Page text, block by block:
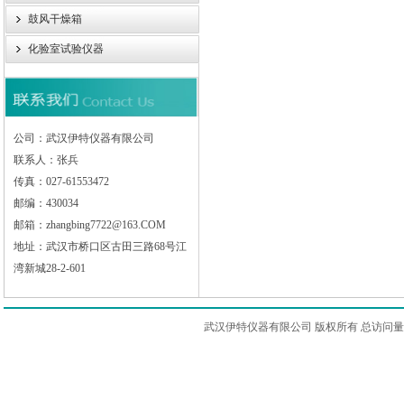
鼓风干燥箱
化验室试验仪器
公司：武汉伊特仪器有限公司
联系人：张兵
传真：027-61553472
邮编：430034
邮箱：zhangbing7722@163.COM
地址：武汉市桥口区古田三路68号江
湾新城28-2-601
武汉伊特仪器有限公司 版权所有 总访问